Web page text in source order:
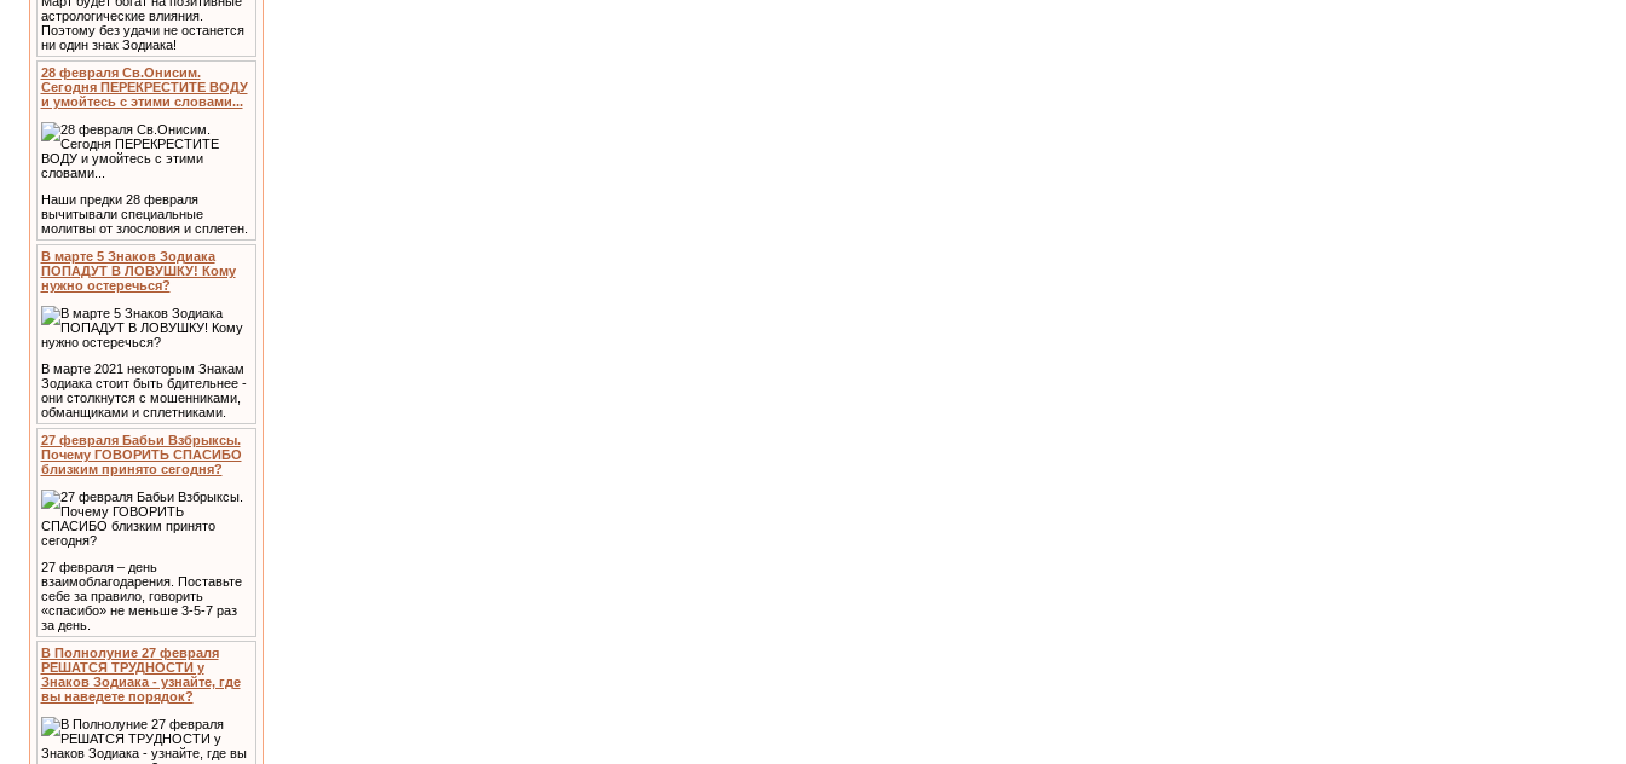
астрологические влияния.
Поэтому без удачи не останется
ни один знак Зодиака!
28 февраля Св.Онисим.
Сегодня ПЕРЕКРЕСТИТЕ ВОДУ
и умойтесь с этими словами...
Наши предки 28 февраля
вычитывали специальные
молитвы от злословия и сплетен.
В марте 5 Знаков Зодиака
ПОПАДУТ В ЛОВУШКУ! Кому
нужно остеречься?
В марте 2021 некоторым Знакам
Зодиака стоит быть бдительнее -
они столкнутся с мошенниками,
обманщиками и сплетниками.
27 февраля Бабьи Взбрыксы.
Почему ГОВОРИТЬ СПАСИБО
близким принято сегодня?
27 февраля – день
взаимоблагодарения. Поставьте
себе за правило, говорить
«спасибо» не меньше 3-5-7 раз
за день.
В Полнолуние 27 февраля
РЕШАТСЯ ТРУДНОСТИ у
Знаков Зодиака - узнайте, где
вы наведете порядок?